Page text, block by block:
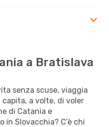
a Bratislava
senza scuse, viaggia
capita, a volte, di voler
di Catania e
in Slovacchia? C’è chi